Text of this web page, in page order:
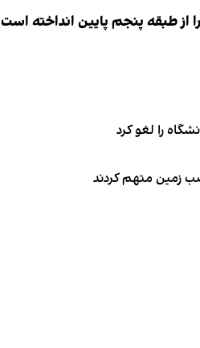
از طبقه پنجم پایین انداخته است